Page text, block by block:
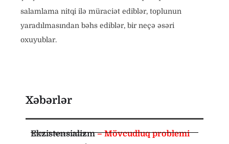
salamlama nitqi ilə müraciət ediblər, toplunun
yaradılmasından bəhs ediblər, bir neçə əsəri
oxuyublar.
Xəbərlər
Ekzistensializm– Mövcudluq problemi
10:35,7 Avqust 2026